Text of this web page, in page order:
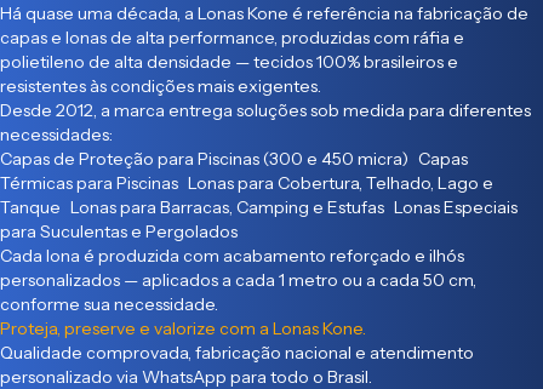
Há quase uma década, a Lonas Kone é referência na fabricação de
capas e lonas de alta performance, produzidas com ráfia e
polietileno de alta densidade — tecidos 100% brasileiros e
resistentes às condições mais exigentes.
Desde 2012, a marca entrega soluções sob medida para diferentes
necessidades:
Capas de Proteção para Piscinas (300 e 450 micra) Capas
Térmicas para Piscinas Lonas para Cobertura, Telhado, Lago e
Tanque Lonas para Barracas, Camping e Estufas Lonas Especiais
para Suculentas e Pergolados
Cada lona é produzida com acabamento reforçado e ilhós
personalizados — aplicados a cada 1 metro ou a cada 50 cm,
conforme sua necessidade.
Proteja, preserve e valorize com a Lonas Kone.
Qualidade comprovada, fabricação nacional e atendimento
personalizado via WhatsApp para todo o Brasil.